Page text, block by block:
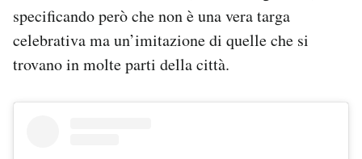
specificando però che non è una vera targa
celebrativa ma un’imitazione di quelle che si
trovano in molte parti della città.